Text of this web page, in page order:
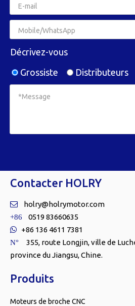
Décrivez-vous
Grossiste
Distributeurs
Contacter HOLRY
 holry@holrymotor.com
+86 0519 83660635
 +86 136 4611 7381
N° 355, route Longjin, ville de
province du Jiangsu, Chine.
Produits
Moteurs de broche CNC